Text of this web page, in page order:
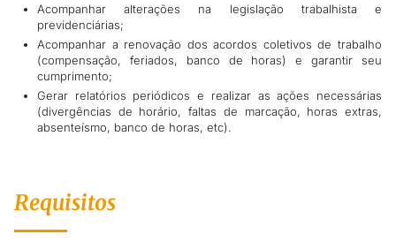
Acompanhar alterações na legislação trabalhista e
previdenciárias;
Acompanhar a renovação dos acordos coletivos de trabalho
(compensação, feriados, banco de horas) e garantir seu
cumprimento;
Gerar relatórios periódicos e realizar as ações necessárias
(divergências de horário, faltas de marcação, horas extras,
absenteísmo, banco de horas, etc).
Requisitos